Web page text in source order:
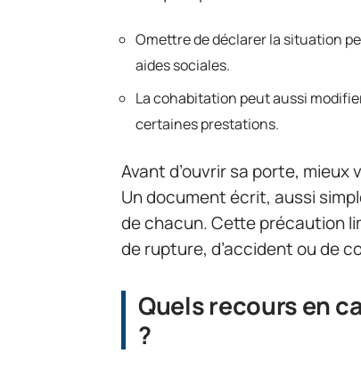
Omettre de déclarer la situation
aides sociales.
La cohabitation peut aussi
certaines prestations.
Avant d’ouvrir sa porte,
Un document écrit, aussi
de chacun. Cette précaution
de rupture, d’accident ou de
Quels recours en
?